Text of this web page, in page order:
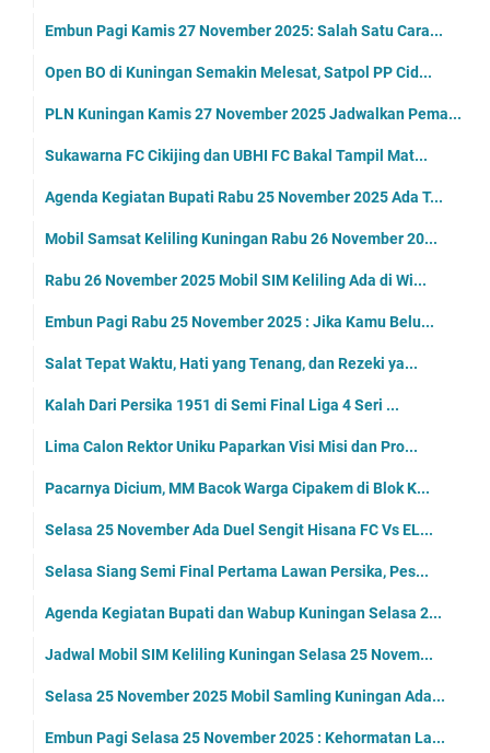
Embun Pagi Kamis 27 November 2025: Salah Satu Cara...
Open BO di Kuningan Semakin Melesat, Satpol PP Cid...
PLN Kuningan Kamis 27 November 2025 Jadwalkan Pema...
Sukawarna FC Cikijing dan UBHI FC Bakal Tampil Mat...
Agenda Kegiatan Bupati Rabu 25 November 2025 Ada T...
Mobil Samsat Keliling Kuningan Rabu 26 November 20...
Rabu 26 November 2025 Mobil SIM Keliling Ada di Wi...
Embun Pagi Rabu 25 November 2025 : Jika Kamu Belu...
Salat Tepat Waktu, Hati yang Tenang, dan Rezeki ya...
Kalah Dari Persika 1951 di Semi Final Liga 4 Seri ...
Lima Calon Rektor Uniku Paparkan Visi Misi dan Pro...
Pacarnya Dicium, MM Bacok Warga Cipakem di Blok K...
Selasa 25 November Ada Duel Sengit Hisana FC Vs EL...
Selasa Siang Semi Final Pertama Lawan Persika, Pes...
Agenda Kegiatan Bupati dan Wabup Kuningan Selasa 2...
Jadwal Mobil SIM Keliling Kuningan Selasa 25 Novem...
Selasa 25 November 2025 Mobil Samling Kuningan Ada...
Embun Pagi Selasa 25 November 2025 : Kehormatan La...